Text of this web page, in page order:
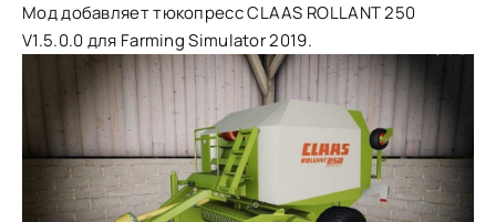
Мод добавляет тюкопресс CLAAS ROLLANT 250
V1.5.0.0 для Farming Simulator 2019.